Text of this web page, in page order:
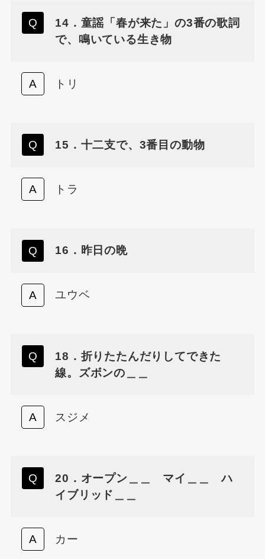
14．童謡「春が来た」の3番の歌詞
で、鳴いている生き物
トリ
15．十二支で、3番目の動物
トラ
16．昨日の晩
ユウベ
18．折りたたんだりしてできた
線。ズボンの＿＿
スジメ
20．オープン＿＿ マイ＿＿ ハ
イブリッド＿＿
カー